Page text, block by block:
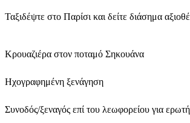
Ταξιδέψτε στο Παρίσι και δείτε διάσημα
Κρουαζιέρα στον ποταμό Σηκουάνα
Ηχογραφημένη ξενάγηση
Συνοδός/ξεναγός επί του λεωφορείου για